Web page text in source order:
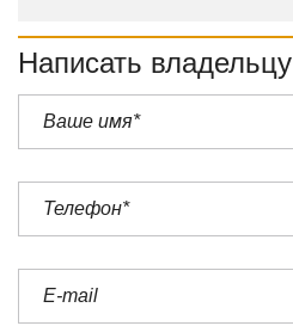
Написать владельцу